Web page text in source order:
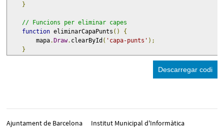
}
// Funcions per eliminar capes
function eliminarCapaPunts ()
{
        mapa
.Draw. clearById ( 'capa-punts' );
}
Descarregar codi
Ajuntament de Barcelona Institut Municipal d'Informàtica